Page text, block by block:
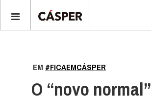
EM#FICAEMCÁSPER
O “novo normal”